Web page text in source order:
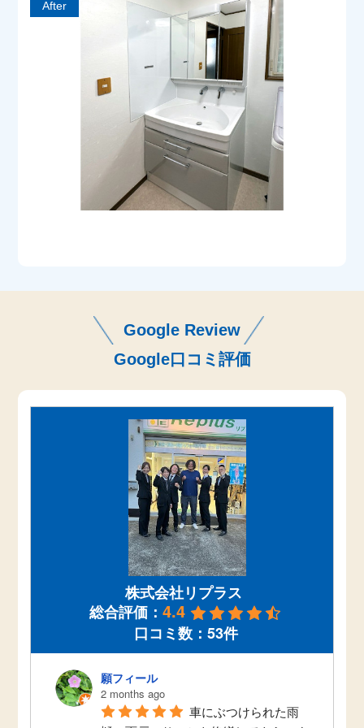
After
Google Review
Google口コミ評価
株式会社リプラス
総合評価： 4.4
口コミ数：53件
願フィール
2 months ago
車にぶつけられた雨